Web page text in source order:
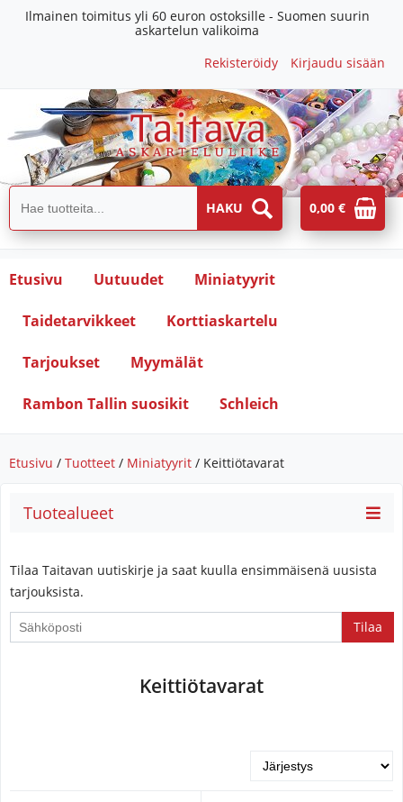
Ilmainen toimitus yli 60 euron ostoksille - Suomen suurin
askartelun valikoima
Rekisteröidy
Kirjaudu sisään
0,00 €
Etusivu Uutuudet Miniatyyrit
Taidetarvikkeet Korttiaskartelu
Tarjoukset Myymälät
Rambon Tallin suosikit Schleich
Etusivu / Tuotteet / Miniatyyrit / Keittiötavarat
Tuotealueet
Tilaa Taitavan uutiskirje ja saat kuulla ensimmäisenä uusista
tarjouksista.
Keittiötavarat